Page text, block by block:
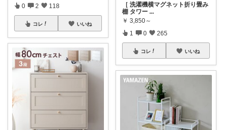
0 2 118
コレ いいね
［ 洗濯機横マグネット折り畳み
棚 タワー ...
￥ 3,850～
1 0 265
コレ いいね